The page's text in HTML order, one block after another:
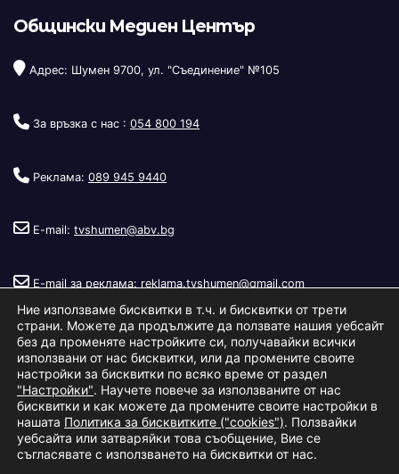
Общински Медиен Център
Адрес: Шумен 9700, ул. "Съединение" №105
За връзка с нас : 054 800 194
Реклама: 089 945 9440
E-mail: tvshumen@abv.bg
E-mail за реклама: reklama.tvshumen@gmail.com
Copyright © 2026Телевизия Шумен.|Изработка: S.I.T Solutions
Ltd.
За насРекламаУсловия за ползване
Ние използваме бисквитки в т.ч. и бисквитки от трети
страни. Можете да продължите да ползвате нашия уебсайт
без да променяте настройките си, получавайки всички
използвани от нас бисквитки, или да промените своите
настройки за бисквитки по всяко време от раздел
"Настройки". Научете повече за използваните от нас
бисквитки и как можете да промените своите настройки в
нашата Политика за бисквитките ("cookies"). Ползвайки
уебсайта или затваряйки това съобщение, Вие се
съгласявате с използването на бисквитки от нас.